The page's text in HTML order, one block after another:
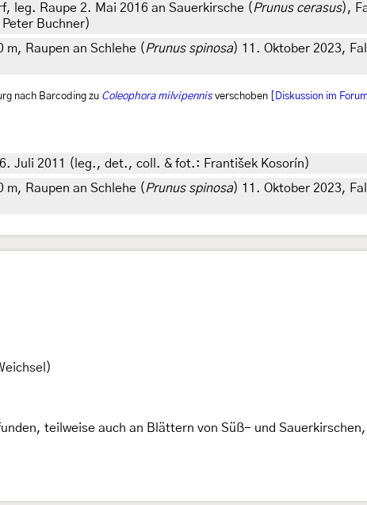
leg. Raupe 2. Mai 2016 an Sauerkirsche (Prunus cerasus),
Buchner)
Raupen an Schlehe (Prunus spinosa) 11. Oktober 2023,
nach Barcoding zu Coleophora milvipennisverschoben [Diskussion im Forum]
Juli 2011 (leg., det., coll. & fot.: František Kosorín)
Raupen an Schlehe (Prunus spinosa) 11. Oktober 2023,
teilweise auch an Blättern von Süß- und